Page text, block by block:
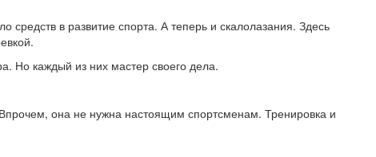
в развитие спорта. А теперь и скалолазания. Здесь
Но каждый из них мастер своего дела.
она не нужна настоящим спортсменам. Тренировка и